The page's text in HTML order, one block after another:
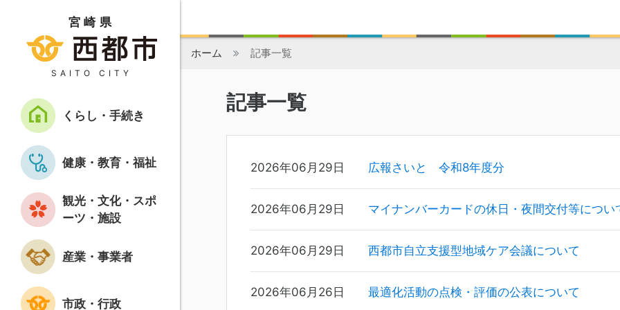
宮崎県
SAITO CITY
くらし・手続き
健康・教育・福祉
観光・文化・スポ
ーツ・施設
産業・事業者
市政・行政
ホーム 記事一覧
記事一覧
2026年06月29日 広報さいと 令和8年度分
2026年06月29日 マイナンバーカードの休日・夜間交付等につい
2026年06月29日 西都市自立支援型地域ケア会議について
2026年06月26日 最適化活動の点検・評価の公表について